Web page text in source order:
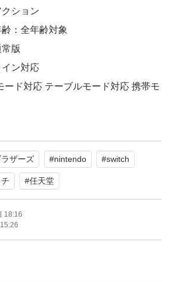
ション
：全年齢対象
版
ン対応
ード対応 テーブルモード対応 携帯モ
応
：1.0 人
ザーズ #nintendo #switch
#任天堂
18:16